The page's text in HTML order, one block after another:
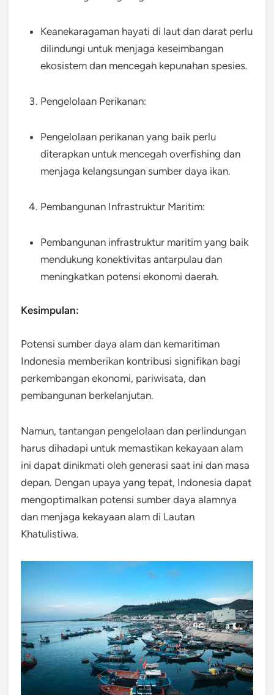
Keanekaragaman hayati di laut dan darat perlu
dilindungi untuk menjaga keseimbangan
ekosistem dan mencegah kepunahan spesies.
Pengelolaan Perikanan:
Pengelolaan perikanan yang baik perlu
diterapkan untuk mencegah overfishing dan
menjaga kelangsungan sumber daya ikan.
Pembangunan Infrastruktur Maritim:
Pembangunan infrastruktur maritim yang baik
mendukung konektivitas antarpulau dan
meningkatkan potensi ekonomi daerah.
Kesimpulan:
Potensi sumber daya alam dan kemaritiman
Indonesia memberikan kontribusi signifikan bagi
perkembangan ekonomi, pariwisata, dan
pembangunan berkelanjutan.
Namun, tantangan pengelolaan dan perlindungan
harus dihadapi untuk memastikan kekayaan alam
ini dapat dinikmati oleh generasi saat ini dan masa
depan. Dengan upaya yang tepat, Indonesia dapat
mengoptimalkan potensi sumber daya alamnya
dan menjaga kekayaan alam di Lautan
Khatulistiwa.